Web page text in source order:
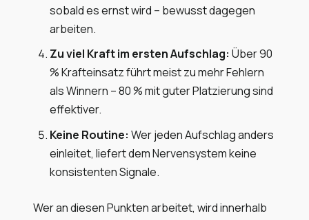
sobald es ernst wird – bewusst dagegen
arbeiten.
Zu viel Kraft im ersten Aufschlag: Über 90
% Krafteinsatz führt meist zu mehr Fehlern
als Winnern – 80 % mit guter Platzierung sind
effektiver.
Keine Routine: Wer jeden Aufschlag anders
einleitet, liefert dem Nervensystem keine
konsistenten Signale.
Wer an diesen Punkten arbeitet, wird innerhalb